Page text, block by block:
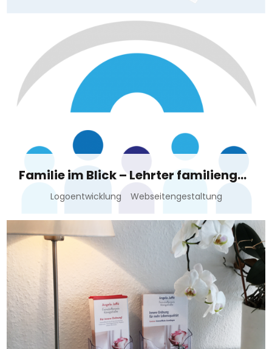
Familie im Blick – Lehrter familiengerichtliche und aussergerichtliche Praxis
Logoentwicklung Webseitengestaltung